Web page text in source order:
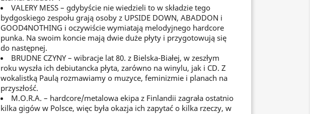
VALERY MESS – gdybyście nie wiedzieli to w składzie tego
bydgoskiego zespołu grają osoby z UPSIDE DOWN, ABADDON i
GOOD4NOTHING i oczywiście wymiatają melodyjnego hardcore
punka. Na swoim koncie mają dwie duże płyty i przygotowują się
do następnej.
BRUDNE CZYNY – wibracje lat 80. z Bielska-Białej, w zeszłym
roku wyszła ich debiutancka płyta, zarówno na winylu, jak i CD. Z
wokalistką Paulą rozmawiamy o muzyce, feminizmie i planach na
przyszłość.
M.O.R.A. – hardcore/metalowa ekipa z Finlandii zagrała ostatnio
kilka gigów w Polsce, więc była okazja ich zapytać o kilka rzeczy, w